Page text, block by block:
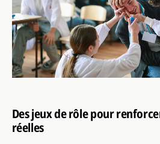
Des jeux de rôle pour
réelles